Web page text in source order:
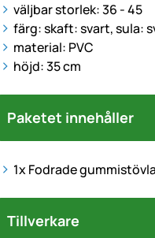
väljbar storlek: 36 - 45
färg: skaft: svart, sula:
material: PVC
höjd: 35 cm
Paketet innehåller
1x Fodrade
Tillverkare